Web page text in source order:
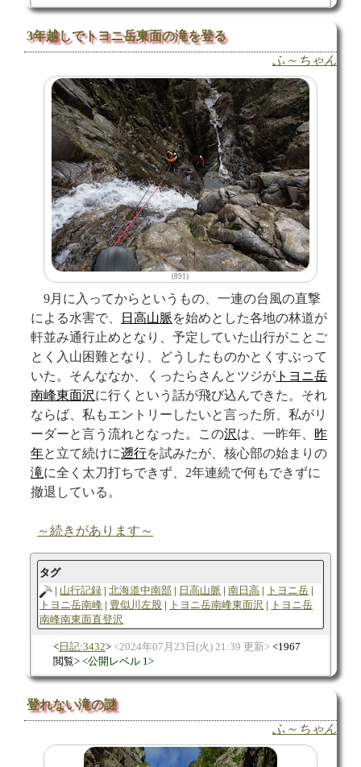
3年越しでトヨニ岳東面の滝を登る
ふ～ちゃん
(891)
9月に入ってからというもの、一連の台風の直撃
による水害で、
日高山脈を始めとした各地の林道が
軒並み通行止めとなり、予定していた山行がことご
とく入山困難となり、どうしたものかとくすぶって
いた。そんななか、くったらさんとツジが トヨニ岳
南峰東面沢に行くという話が飛び込んできた。それ
ならば、私もエントリーしたいと言った所、私がリ
ーダーと言う流れとなった。この沢は、一昨年、 昨
年と立て続けに遡行を試みたが、核心部の始まりの
滝に全く太刀打ちできず、2年連続で何もできずに
撤退している。
～続きがあります～
タグ
山行記録
北海道中南部 日高山脈 南日高
トヨニ岳
トヨニ岳南峰
豊似川左股 トヨニ岳南峰東面沢
トヨニ岳
南峰南東面直登沢
日記:3432 2024年07月23日(火) 21:39 更新
1967
閲覧
公開レベル 1
登れない滝の謎
ふ～ちゃん